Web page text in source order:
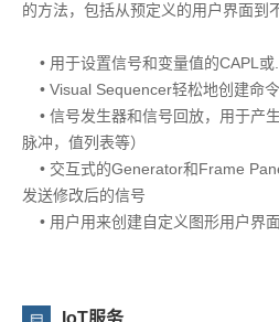
的方法，包括从预定义的用户界面到
• 用于设置信号和变量值的CAPL或
• Visual Sequencer轻松地创建命令
• 信号发生器和信号回放，用于产
脉冲，值列表等）
• 交互式的Generator和Frame
发送修改后的信号
• 用户用来创建自定义图形用户界